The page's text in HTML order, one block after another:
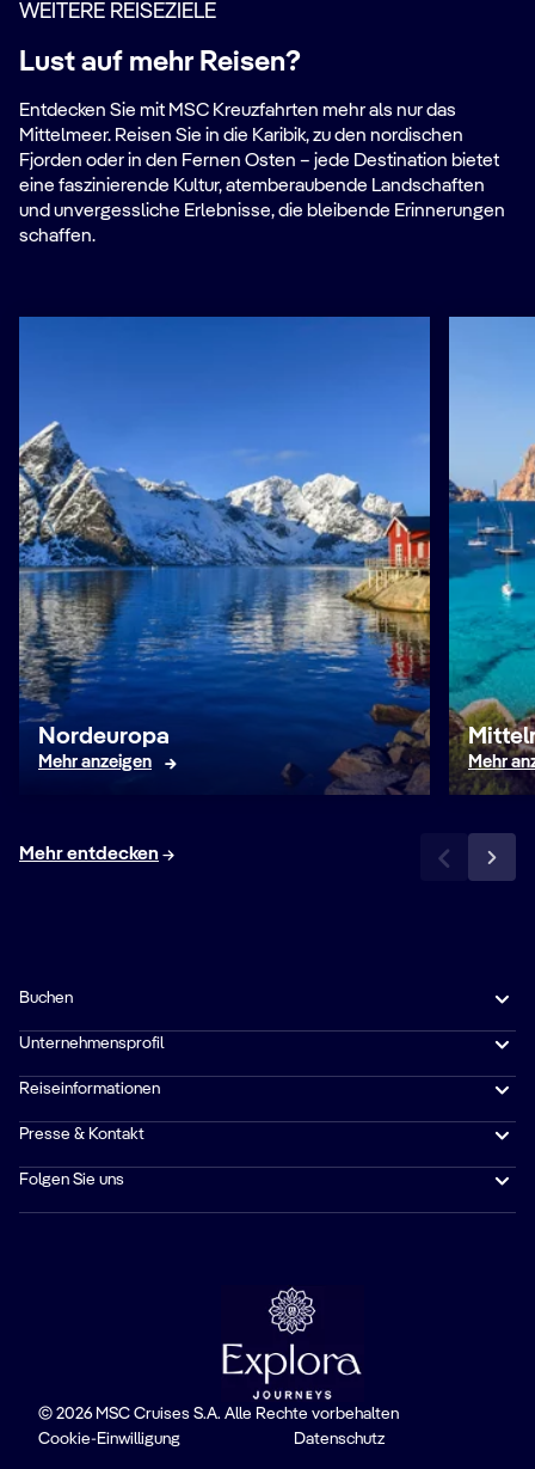
WEITERE REISEZIELE
Lust auf mehr Reisen?
Entdecken Sie mit MSC Kreuzfahrten mehr als nur das
Mittelmeer. Reisen Sie in die Karibik, zu den nordischen
Fjorden oder in den Fernen Osten – jede Destination bietet
eine faszinierende Kultur, atemberaubende Landschaften
und unvergessliche Erlebnisse, die bleibende Erinnerungen
schaffen.
Nordeuropa
Mehr anzeigen Mehr
Mehr entdecken
Buchen
Unternehmensprofil
Reiseinformationen
Presse & Kontakt
Folgen Sie uns
© 2026 MSC Cruises S.A. Alle Rechte vorbehalten
Cookie-Einwilligung
Datenschutz